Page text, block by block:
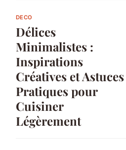
DECO
Délices
Minimalistes :
Inspirations
Créatives et Astuces
Pratiques pour
Cuisiner
Légèrement